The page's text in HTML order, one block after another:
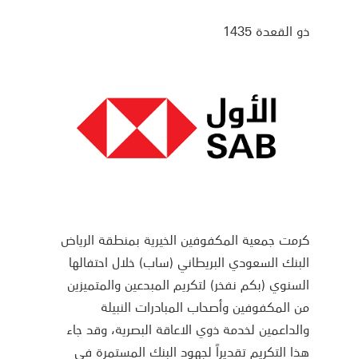
ذو القعدة 1435
كرمت جمعية المكفوفين الخيرية بمنطقة الرياض
البنك السعودي البريطاني (ساب) خلال احتفالها
السنوي (بكم نفخر) لتكريم المبدعين والمتميزين
من المكفوفين وأصحاب المبادرات النبيلة
والداعمين لخدمة ذوي الاعاقة البصرية، وقد جاء
هذا التكريم تقديراً لجهود البنك المستمرة في